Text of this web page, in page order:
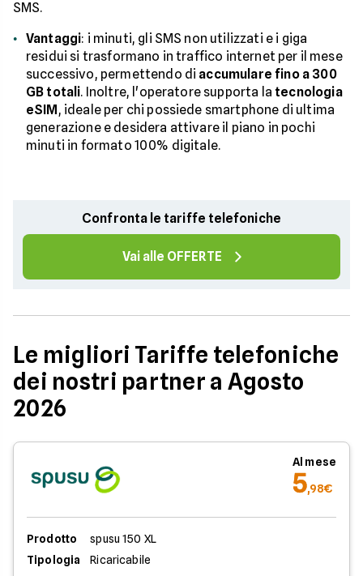
SMS.
Vantaggi: i minuti, gli SMS non utilizzati e i giga
residui si trasformano in traffico internet per il mese
successivo, permettendo di accumulare fino a 300
GB totali. Inoltre, l'operatore supporta la tecnologia
eSIM, ideale per chi possiede smartphone di ultima
generazione e desidera attivare il piano in pochi
minuti in formato 100% digitale.
Confronta le tariffe telefoniche
Vai alle OFFERTE
Le migliori Tariffe telefoniche
dei nostri partner a Agosto
2026
Al mese
5,98€
Prodotto
spusu 150 XL
Tipologia
Ricaricabile